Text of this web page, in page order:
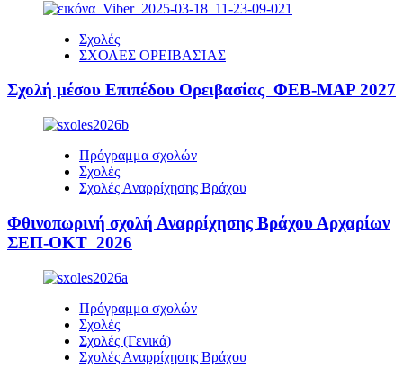
Σχολές
ΣΧΟΛΕΣ ΟΡΕΙΒΑΣΊΑΣ
Σχολή μέσου Επιπέδου Ορειβασίας ΦΕΒ-ΜΑΡ 2027
Πρόγραμμα σχολών
Σχολές
Σχολές Αναρρίχησης Βράχου
Φθινοπωρινή σχολή Αναρρίχησης Βράχου Αρχαρίων
ΣΕΠ-ΟΚΤ 2026
Πρόγραμμα σχολών
Σχολές
Σχολές (Γενικά)
Σχολές Αναρρίχησης Βράχου